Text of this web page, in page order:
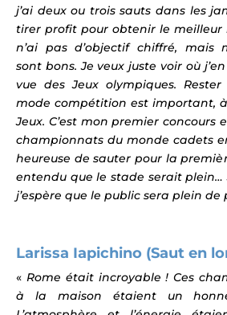
j’ai deux ou trois sauts dans les
tirer profit pour obtenir le meilleur
n’ai pas d’objectif chiffré, mais
sont bons. Je veux juste voir où
vue des Jeux olympiques.
mode compétition est important,
Jeux. C’est mon premier concours
championnats du monde cadets
heureuse de sauter pour la
entendu que le stade serait plein…
j’espère que le public sera plein de
Larissa Iapichino (Saut en
« Rome était incroyable ! Ces
à la maison étaient un